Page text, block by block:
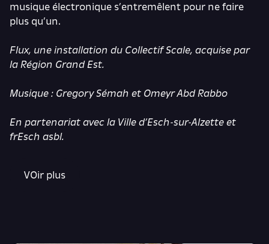
musique électronique s’entremêlent pour ne faire
plus qu’un.
Flux, une installation du Collectif Scale, acquise par
la Région Grand Est.
Musique : Gregory Sémah et Omeyr Abd Rabbo
En partenariat avec la Ville d’Esch-sur-Alzette et
frEsch asbl.
VOir plus